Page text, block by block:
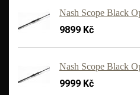
Nash Scope Black
9899 Kč
Nash Scope Black
9999 Kč